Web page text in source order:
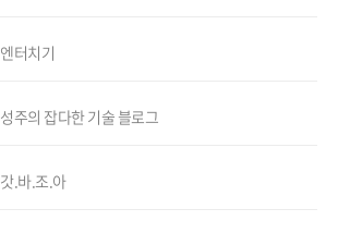
엔터치기
성주의 잡다한 기술 블로그
갓.바.조.아